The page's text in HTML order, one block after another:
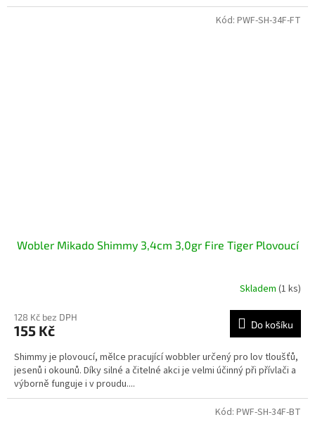
Wobler Mikado Shimmy 3,4cm 3,0gr Fire Tiger Plovoucí
Skladem (1 ks)
128 Kč bez DPH
155 Kč Do košíku
Shimmy je plovoucí, mělce pracující wobbler určený pro lov tloušťů,
jesenů i okounů. Díky silné a čitelné akci je velmi účinný při přívlači a
výborně funguje i v proudu....
Kód: PWF-SH-34F-FT
Kód: PWF-SH-34F-BT